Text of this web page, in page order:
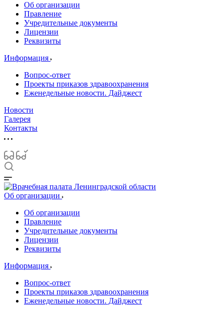
Об организации
Правление
Учредительные документы
Лицензии
Реквизиты
Информация
Вопрос-ответ
Проекты приказов здравоохранения
Еженедельные новости. Дайджест
Новости
Галерея
Контакты
Об организации
Об организации
Правление
Учредительные документы
Лицензии
Реквизиты
Информация
Вопрос-ответ
Проекты приказов здравоохранения
Еженедельные новости. Дайджест